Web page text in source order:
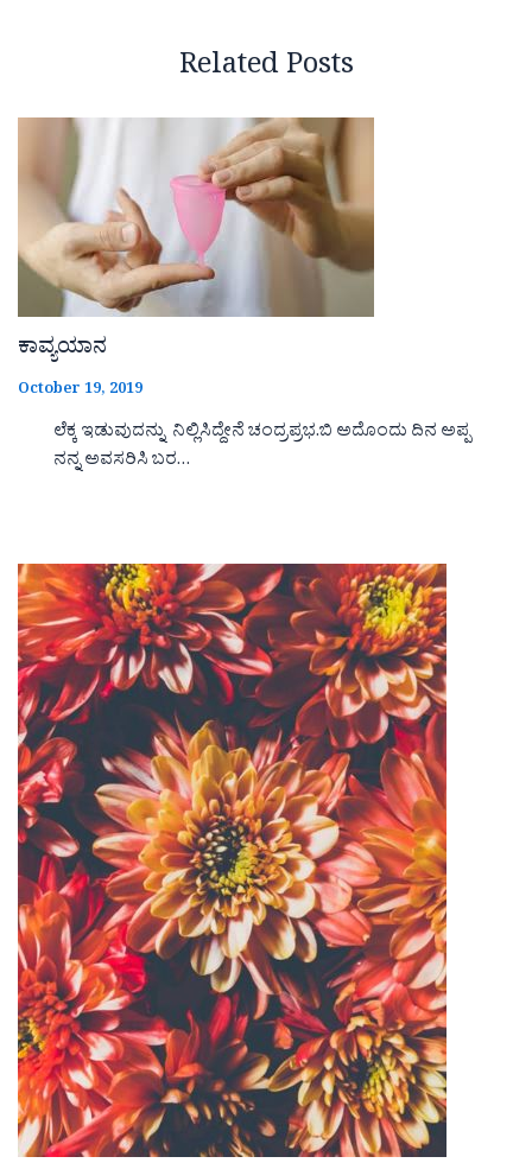
Related Posts
ಕಾವ್ಯಯಾನ
October 19, 2019
ಲೆಕ್ಕ ಇಡುವುದನ್ನು ನಿಲ್ಲಿಸಿದ್ದೇನೆ ಚಂದ್ರಪ್ರಭ.ಬಿ ಅದೊಂದು ದಿನ ಅಪ್ಪ
ನನ್ನ ಅವಸರಿಸಿ ಬರ…